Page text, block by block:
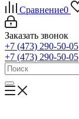
Сравнение0
Заказать звонок
+7 (473) 290-50-05
+7 (473) 290-50-05